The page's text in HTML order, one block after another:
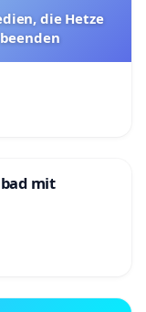
die Hetze
mit